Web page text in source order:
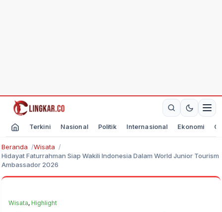
Terkini Nasional Politik Internasional Ekonomi
Beranda
Wisata
Hidayat Faturrahman Siap Wakili Indonesia Dalam World Junior Tourism
Ambassador 2026
Wisata, Highlight